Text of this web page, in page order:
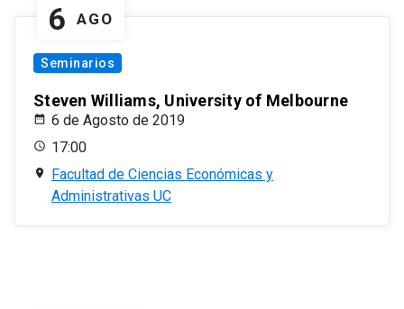
6 AGO
Seminarios
Steven Williams, University of Melbourne
6 de Agosto de 2019
17:00
Facultad de Ciencias Económicas y
Administrativas UC